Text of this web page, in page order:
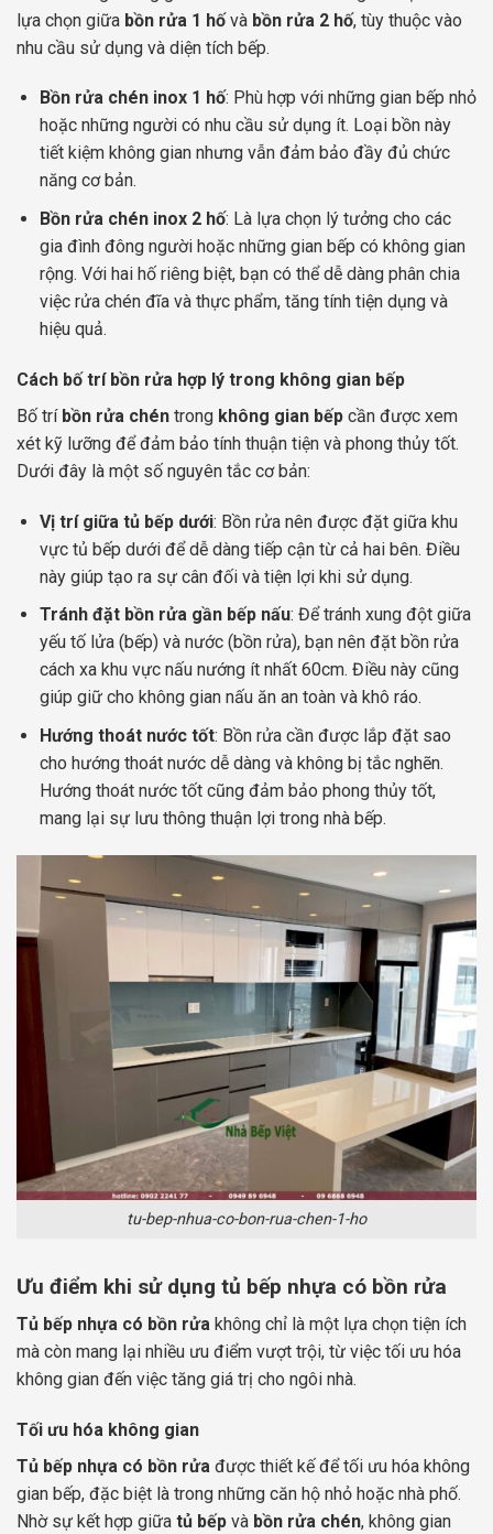
lựa chọn giữa bồn rửa 1 hốvà bồn rửa 2 hố, tùy thuộc vào
nhu cầu sử dụng và diện tích bếp.
Bồn rửa chén inox 1 hố: Phù hợp với những gian bếp nhỏ
hoặc những người có nhu cầu sử dụng ít. Loại bồn này
tiết kiệm không gian nhưng vẫn đảm bảo đầy đủ chức
năng cơ bản.
Bồn rửa chén inox 2 hố: Là lựa chọn lý tưởng cho các
gia đình đông người hoặc những gian bếp có không gian
rộng. Với hai hố riêng biệt, bạn có thể dễ dàng phân chia
việc rửa chén đĩa và thực phẩm, tăng tính tiện dụng và
hiệu quả.
Cách bố trí bồn rửa hợp lý trong không gian bếp
Bố trí bồn rửa chén trong không gian bếp cần được xem
xét kỹ lưỡng để đảm bảo tính thuận tiện và phong thủy tốt.
Dưới đây là một số nguyên tắc cơ bản:
Vị trí giữa tủ bếp dưới: Bồn rửa nên được đặt giữa khu
vực tủ bếp dưới để dễ dàng tiếp cận từ cả hai bên. Điều
này giúp tạo ra sự cân đối và tiện lợi khi sử dụng.
Tránh đặt bồn rửa gần bếp nấu: Để tránh xung đột giữa
yếu tố lửa (bếp) và nước (bồn rửa), bạn nên đặt bồn rửa
cách xa khu vực nấu nướng ít nhất 60cm. Điều này cũng
giúp giữ cho không gian nấu ăn an toàn và khô ráo.
Hướng thoát nước tốt: Bồn rửa cần được lắp đặt sao
cho hướng thoát nước dễ dàng và không bị tắc nghẽn.
Hướng thoát nước tốt cũng đảm bảo phong thủy tốt,
mang lại sự lưu thông thuận lợi trong nhà bếp.
tu-bep-nhua-co-bon-rua-chen-1-ho
Ưu điểm khi sử dụng tủ bếp nhựa có bồn rửa
Tủ bếp nhựa có bồn rửa không chỉ là một lựa chọn tiện ích
mà còn mang lại nhiều ưu điểm vượt trội, từ việc tối ưu hóa
không gian đến việc tăng giá trị cho ngôi nhà.
Tối ưu hóa không gian
Tủ bếp nhựa có bồn rửa được thiết kế để tối ưu hóa không
gian bếp, đặc biệt là trong những căn hộ nhỏ hoặc nhà phố.
Nhờ sự kết hợp giữa tủ bếp và bồn rửa chén, không gian